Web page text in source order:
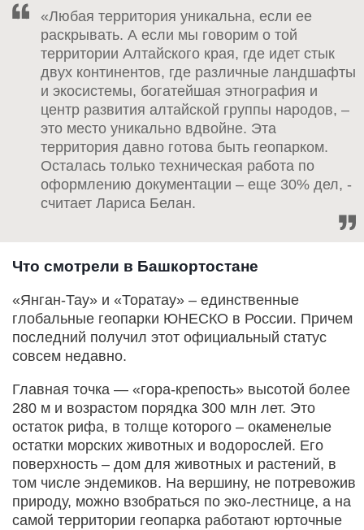
«Любая территория уникальна, если ее
раскрывать. А если мы говорим о той
территории Алтайского края, где идет стык
двух континентов, где различные ландшафты
и экосистемы, богатейшая этнография и
центр развития алтайской группы народов, –
это место уникально вдвойне. Эта
территория давно готова быть геопарком.
Осталась только техническая работа по
оформлению документации – еще 30% дел, -
считает Лариса Белан.
Что смотрели в Башкортостане
«Янган-Тау» и «Торатау» – единственные
глобальные геопарки ЮНЕСКО в России. Причем
последний получил этот официальный статус
совсем недавно.
Главная точка — «гора-крепость» высотой более
280 м и возрастом порядка 300 млн лет. Это
остаток рифа, в толще которого – окаменелые
остатки морских животных и водорослей. Его
поверхность – дом для животных и растений, в
том числе эндемиков. На вершину, не потревожив
природу, можно взобраться по эко-лестнице, а на
самой территории геопарка работают юрточные